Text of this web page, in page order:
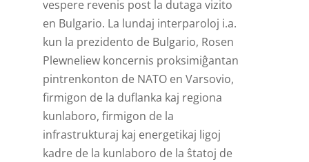
vespere revenis post la dutaga vizito
en Bulgario. La lundaj interparoloj i.a.
kun la prezidento de Bulgario, Rosen
Plewneliew koncernis proksimiĝantan
pintrenkonton de NATO en Varsovio,
firmigon de la duflanka kaj regiona
kunlaboro, firmigon de la
infrastrukturaj kaj energetikaj ligoj
kadre de la kunlaboro de la ŝtatoj de